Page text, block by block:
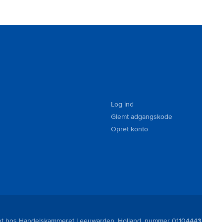
Log ind
Glemt adgangskode
Opret konto